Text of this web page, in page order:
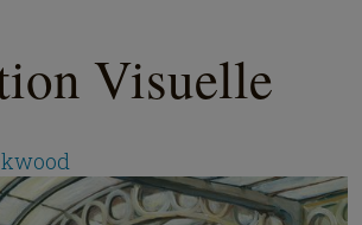
Visuelle